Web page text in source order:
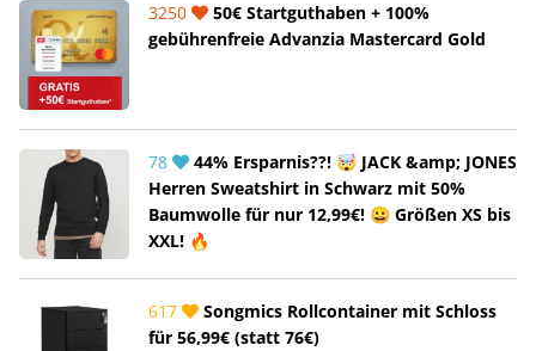
3250
50€ Startguthaben + 100%
gebührenfreie Advanzia Mastercard Gold
78
44% Ersparnis??! 🤯 JACK &amp; JONES
Herren Sweatshirt in Schwarz mit 50%
Baumwolle für nur 12,99€! 😀 Größen XS bis
XXL! 🔥
617
Songmics Rollcontainer mit Schloss
für 56,99€ (statt 76€)